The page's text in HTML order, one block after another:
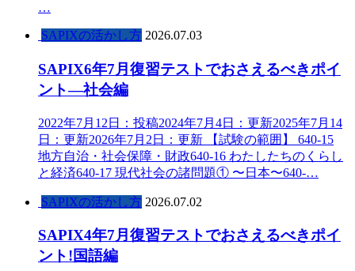
…
SAPIXの活かし方 2026.07.03
SAPIX6年7月復習テストでおさえるべきポイ
ント―社会編
2022年7月12日：投稿2024年7月4日：更新2025年7月14
日：更新2026年7月2日：更新 【試験の範囲】 640-15
地方自治・社会保障・財政640-16 わたしたちのくらし
と経済640-17 現代社会の諸問題① 〜日本〜640-…
SAPIXの活かし方 2026.07.02
SAPIX4年7月復習テストでおさえるべきポイ
ント!国語編